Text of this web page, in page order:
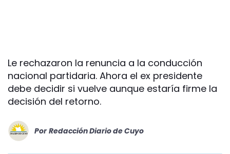
Le rechazaron la renuncia a la conducción
nacional partidaria. Ahora el ex presidente
debe decidir si vuelve aunque estaría firme la
decisión del retorno.
Por Redacción Diario de Cuyo